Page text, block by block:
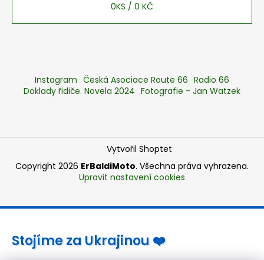
0KS / 0 KČ
Instagram Česká Asociace Route 66 Radio 66
Doklady řidiče. Novela 2024 Fotografie - Jan Watzek
Vytvořil Shoptet
Copyright 2026 ErBaldiMoto. Všechna práva vyhrazena.
Upravit nastavení cookies
Stojíme za Ukrajinou ❤️